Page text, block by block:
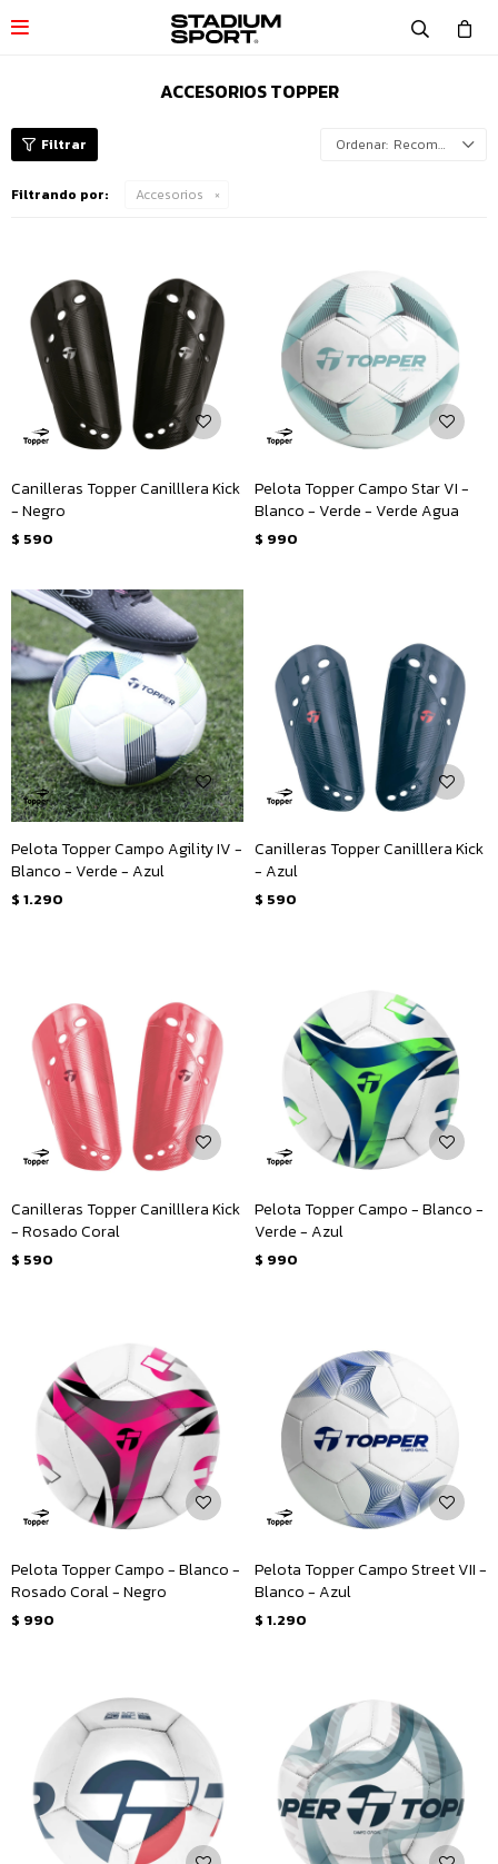

ACCESORIOS TOPPER
Recomendados
Filtrando por: Accesorios
Canilleras Topper Canilllera Kick
- Negro
$ 590
Pelota Topper Campo Star VI -
Blanco - Verde - Verde Agua
$ 990
Pelota Topper Campo Agility IV -
Blanco - Verde - Azul
$ 1.290
Canilleras Topper Canilllera Kick
- Azul
$ 590
Canilleras Topper Canilllera Kick
- Rosado Coral
$ 590
Pelota Topper Campo - Blanco -
Verde - Azul
$ 990
Pelota Topper Campo - Blanco -
Rosado Coral - Negro
$ 990
Pelota Topper Campo Street VII -
Blanco - Azul
$ 1.290